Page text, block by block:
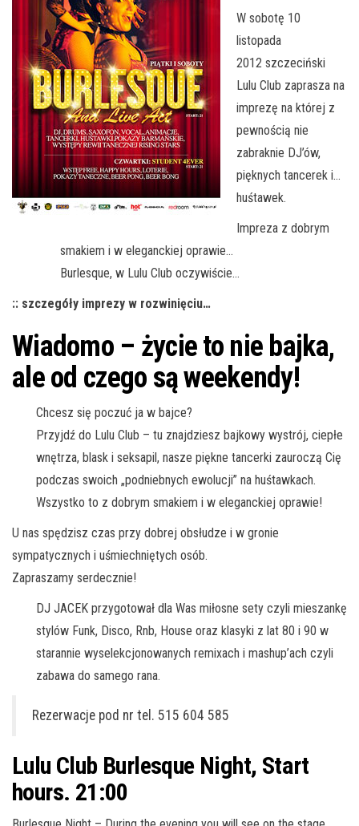
W sobotę 10
listopada
2012 szczeciński
Lulu Club zaprasza na
imprezę na której z
pewnością nie
zabraknie DJ’ów,
pięknych tancerek i…
huśtawek.
Impreza z dobrym
smakiem i w eleganckiej oprawie…
Burlesque, w Lulu Club oczywiście…
:: szczegóły imprezy w rozwinięciu…
Wiadomo – życie to nie bajka,
ale od czego są weekendy!
Chcesz się poczuć ja w bajce?
Przyjdź do Lulu Club – tu znajdziesz bajkowy wystrój, ciepłe
wnętrza, blask i seksapil, nasze piękne tancerki zauroczą Cię
podczas swoich „podniebnych ewolucji” na huśtawkach.
Wszystko to z dobrym smakiem i w eleganckiej oprawie!
U nas spędzisz czas przy dobrej obsłudze i w gronie
sympatycznych i uśmiechniętych osób.
Zapraszamy serdecznie!
DJ JACEK przygotował dla Was miłosne sety czyli mieszankę
stylów Funk, Disco, Rnb, House oraz klasyki z lat 80 i 90 w
starannie wyselekcjonowanych remixach i mashup’ach czyli
zabawa do samego rana.
Rezerwacje pod nr tel. 515 604 585
Lulu Club Burlesque Night, Start
hours. 21:00